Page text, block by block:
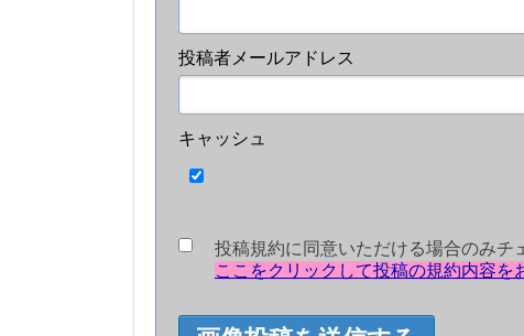
投稿者メールアドレス
キャッシュ
投稿規約に同意いただける場合のみチ
ここをクリックして投稿の規約内容を